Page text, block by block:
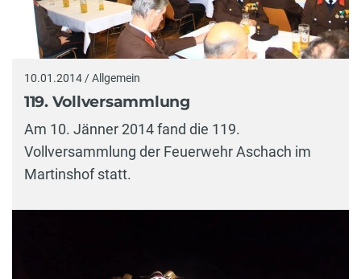
10.01.2014 / Allgemein
119. Vollversammlung
Am 10. Jänner 2014 fand die 119.
Vollversammlung der Feuerwehr Aschach im
Martinshof statt.